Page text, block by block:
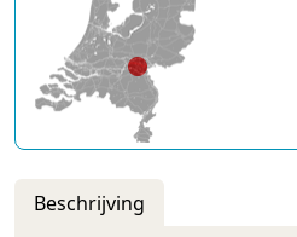
Beschrijving